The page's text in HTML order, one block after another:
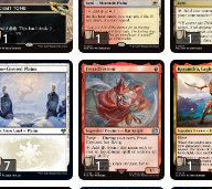
1 1 1
7 1 1